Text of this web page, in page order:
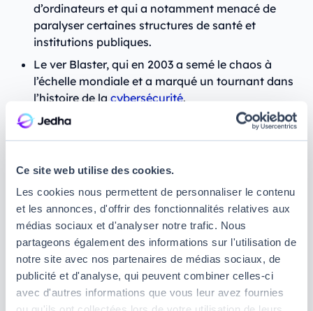
Ce site web utilise des cookies.
Les cookies nous permettent de personnaliser le contenu
et les annonces, d'offrir des fonctionnalités relatives aux
médias sociaux et d'analyser notre trafic. Nous
partageons également des informations sur l'utilisation de
notre site avec nos partenaires de médias sociaux, de
publicité et d'analyse, qui peuvent combiner celles-ci
avec d'autres informations que vous leur avez fournies
d’ordinateurs et qui a notamment menacé de
paralyser certaines structures de santé et
institutions publiques.
Le ver Blaster, qui en 2003 a semé le chaos à
l’échelle mondiale et a marqué un tournant dans
l’histoire de la cybersécurité.
LeSony Pictures Hack
, une cyberattaque
perpétrée par un groupe de hackers proches du
film mettant en scène la tentative d’assassinat
fictif de Kim Jong-Un.
Quelles sont les conséquences de la
cybercriminalité ?
Conséquences économiques